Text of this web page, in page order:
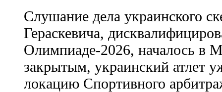
Слушание дела украинского
Гераскевича,
Олимпиаде-2026, началось в
закрытым, украинский атлет
локацию Спортивного